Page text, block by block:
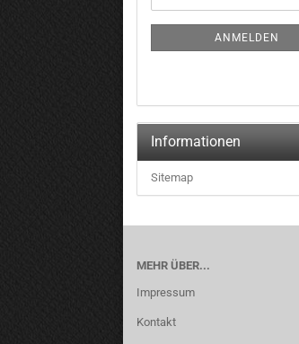
ANMELDUNG
Mail
ANMELDEN
Informationen
Sitemap
MEHR ÜBER...
Impressum
Kontakt